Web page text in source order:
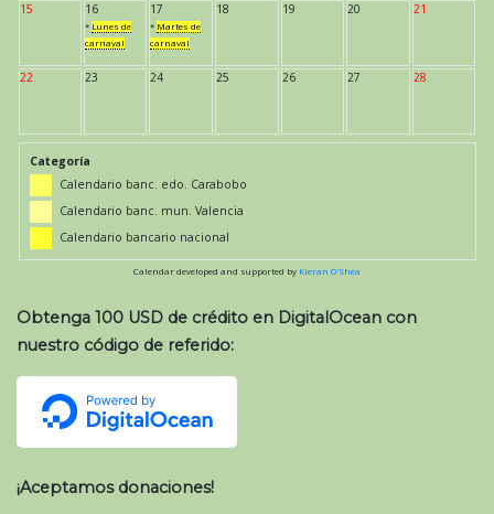
15 16
* Lunes de
carnaval
17
* Martes de
carnaval
18 19 20 21
22 23 24 25 26 27 28
Categoría
Calendario banc. edo. Carabobo
Calendario banc. mun. Valencia
Calendario bancario nacional
Calendar developed and supported by Kieran O'Shea
Obtenga 100 USD de crédito en DigitalOcean con
nuestro código de referido:
¡Aceptamos donaciones!